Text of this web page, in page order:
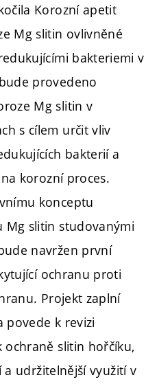
Korozní apetit
Mg slitin ovlivněné
bakteriemi v
provedeno
Mg slitin v
s cílem určit vliv
bakterií a
korozní proces.
konceptu
Mg slitin studovanými
navržen první
ochranu proti
Projekt zaplní
povede k revizi
slitin hořčíku,
udržitelnější využití v